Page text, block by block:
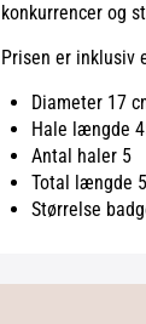
konkurrencer og
Prisen er inklusiv
Diameter 17
Hale længde
Antal haler 5
Total længde
Størrelse